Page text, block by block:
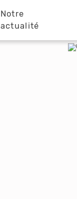
Notre
actualité